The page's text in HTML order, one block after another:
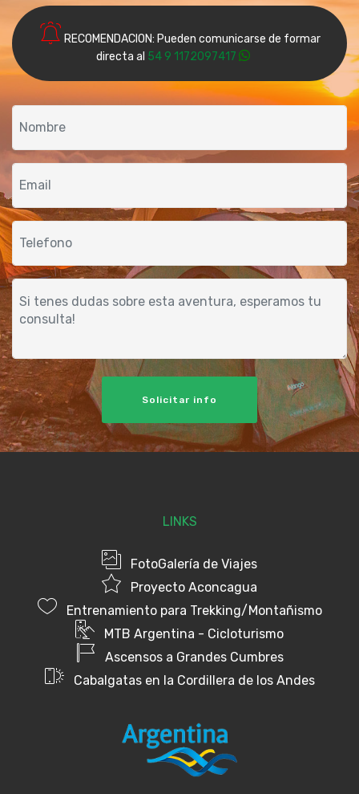
RECOMENDACION: Pueden comunicarse de formar
directa al 54 9 1172097417
Solicitar info
LINKS
FotoGalería de Viajes
Proyecto Aconcagua
Entrenamiento para Trekking/Montañismo
MTB Argentina - Cicloturismo
Ascensos a Grandes Cumbres
Cabalgatas en la Cordillera de los Andes